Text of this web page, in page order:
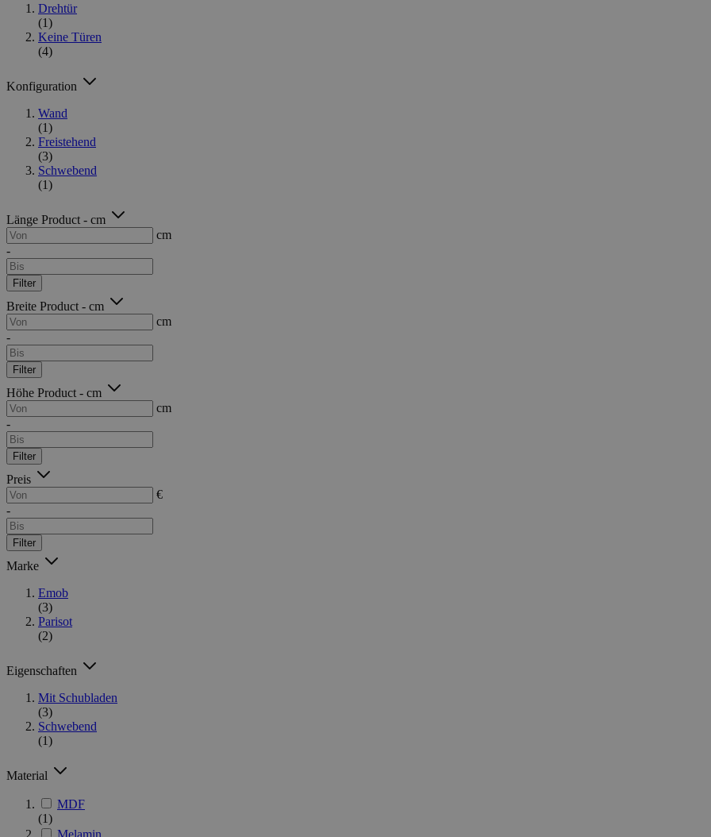
Drehtür
(1)
Keine Türen
(4)
Konfiguration
Wand
(1)
Freistehend
(3)
Schwebend
(1)
Länge Product - cm
cm
-
Filter
Breite Product - cm
cm
-
Filter
Höhe Product - cm
cm
-
Filter
Preis
€
-
Filter
Marke
Emob
(3)
Parisot
(2)
Eigenschaften
Mit Schubladen
(3)
Schwebend
(1)
Material
MDF
(1)
Melamin